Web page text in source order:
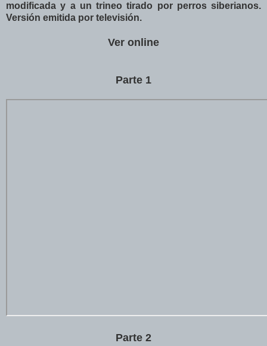
modificada y a un trineo tirado por perros siberianos.
Versión emitida por televisión.
Ver online
Parte 1
Parte 2